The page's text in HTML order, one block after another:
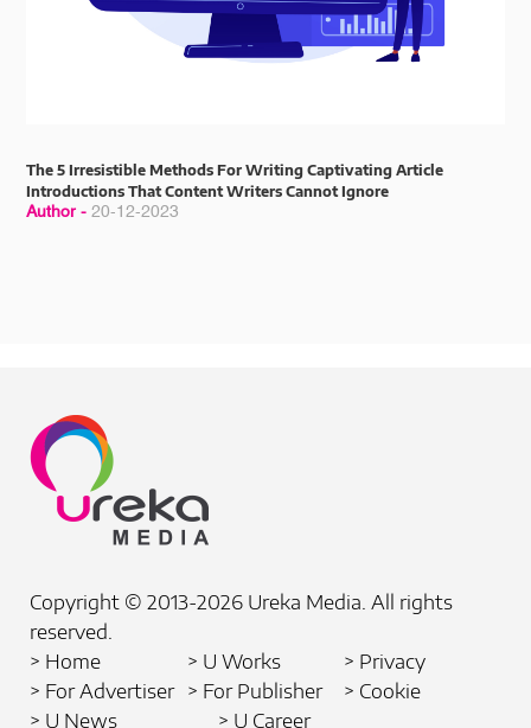
The 5 Irresistible Methods For Writing Captivating Article
Introductions That Content Writers Cannot Ignore
Author -20-12-2023
Copyright © 2013-2026 Ureka Media. All rights
reserved.
> Home
> U Works
> Privacy
> For Advertiser > For Publisher
> Cookie
> U News
> U Career